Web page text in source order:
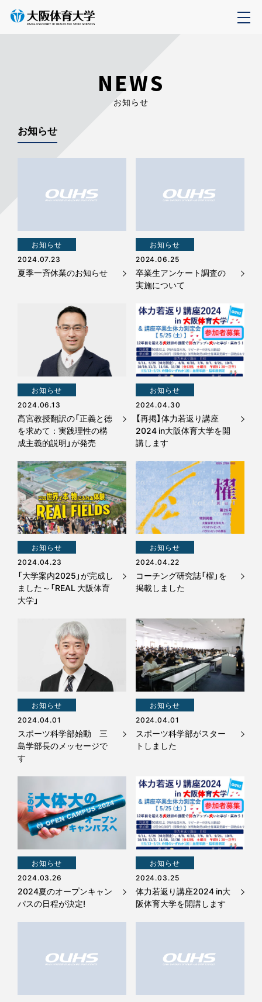
NEWS
お知らせ
お知らせ
お知らせ
2024.07.23
夏季一斉休業のお知らせ
お知らせ
2024.06.25
卒業生アンケート調査の
実施について
お知らせ
2024.06.13
髙宮教授翻訳の「正義と徳
を求めて：実践理性の構
成主義的説明」が発売
お知らせ
2024.04.30
【再掲】体力若返り講座
2024 in大阪体育大学を開
講します
お知らせ
2024.04.23
「大学案内2025」が完成し
ました～「REAL 大阪体育
大学」
お知らせ
2024.04.22
コーチング研究誌「櫂」を
掲載しました
お知らせ
2024.04.01
スポーツ科学部始動 三
島学部長のメッセージで
す
お知らせ
2024.04.01
スポーツ科学部がスター
トしました
お知らせ
2024.03.26
2024夏のオープンキャン
パスの日程が決定!
お知らせ
2024.03.25
体力若返り講座2024 in大
阪体育大学を開講します